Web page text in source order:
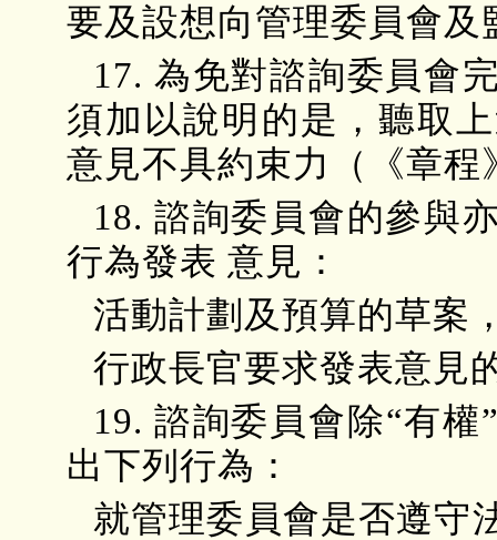
要及設想向管理委員會及
17. 為免對諮詢委員會
須加以說明的是，聽取
意見不具約束力（《章
18. 諮詢委員會的參與
行為發表 意見：
活動計劃及預算的草案
行政長官要求發表意見
19. 諮詢委員會除“有
出下列行為：
就管理委員會是否遵守